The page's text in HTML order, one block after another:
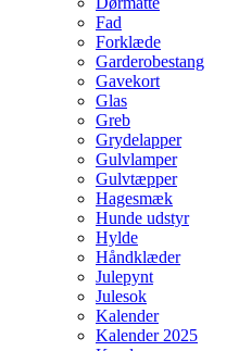
Fad
Forklæde
Garderobestang
Gavekort
Glas
Greb
Grydelapper
Gulvlamper
Gulvtæpper
Hagesmæk
Hunde udstyr
Hylde
Håndklæder
Julepynt
Julesok
Kalender
Kalender 2025